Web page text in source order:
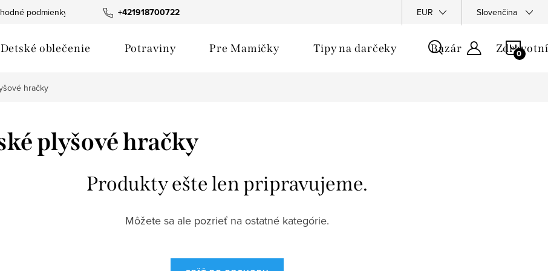
+421918700722
podmienky Fotogaléria produktov EUR Slovenčina
Detské oblečenie Potraviny Pre Mamičky Tipy na darčeky Bazár
hračky
plyšové hračky
Produkty ešte len pripravujeme.
Môžete sa ale pozrieť na ostatné kategórie.